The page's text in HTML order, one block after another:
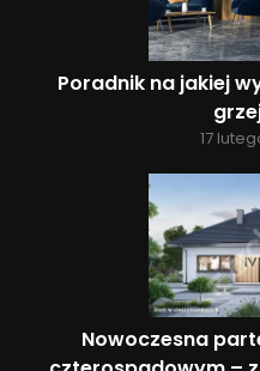
Poradnik na jakiej
17
Nowoczesna